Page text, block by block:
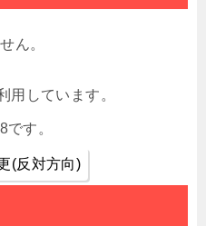
ん。
用しています。
す。
(反対方向)